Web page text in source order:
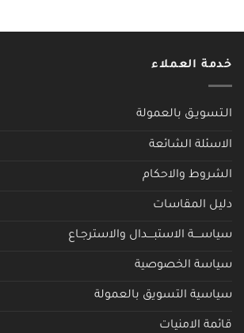
خدمة العملاء
الـتسويـق بالعمولة
الاسئلة الشائعة
الشروط والاحكام
دليل المقاسات
سياســــة الاستبــــدال والاسترجـاع
سياسة الخصوصية
سياسية التسويق بالعمولة
قائمة الامنيات